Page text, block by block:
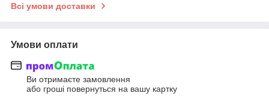
Всі умови доставки
Умови оплати
Ви отримаєте замовлення
або гроші повернуться на вашу картку